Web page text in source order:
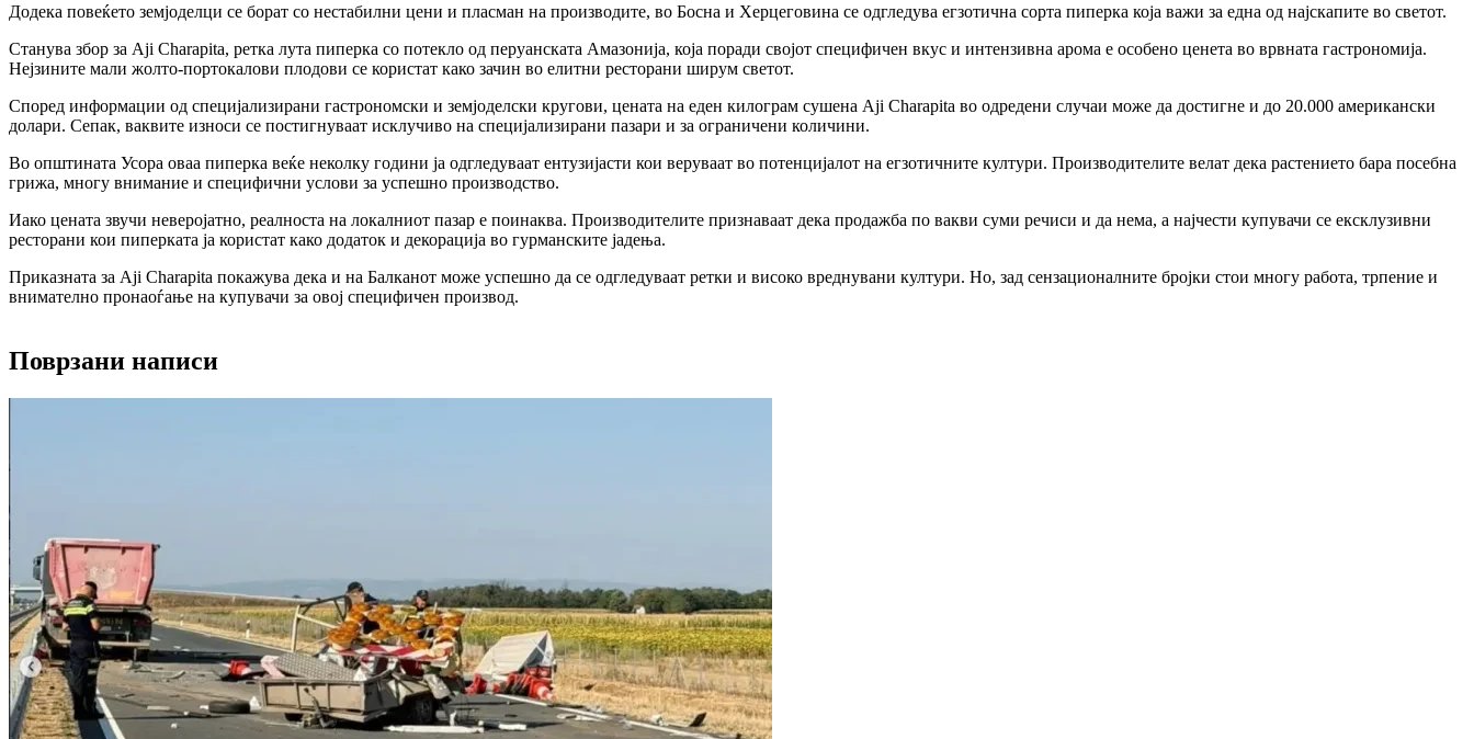
Додека повеќето земјоделци се борат со нестабилни цени и пласман на производите, во Босна и Херцеговина се одгледува егзотична сорта пиперка која важи за една од најскапите во светот.
Станува збор за Aji Charapita, ретка лута пиперка со потекло од перуанската Амазонија, која поради својот специфичен вкус и интензивна арома е особено ценета во врвната гастрономија.
Нејзините мали жолто-портокалови плодови се користат како зачин во елитни ресторани ширум светот.
Според информации од специјализирани гастрономски и земјоделски кругови, цената на еден килограм сушена Aji Charapita во одредени случаи може да достигне и до 20.000 американски
долари. Сепак, ваквите износи се постигнуваат исклучиво на специјализирани пазари и за ограничени количини.
Во општината Усора оваа пиперка веќе неколку години ја одгледуваат ентузијасти кои веруваат во потенцијалот на егзотичните култури. Производителите велат дека растението бара посебна
грижа, многу внимание и специфични услови за успешно производство.
Иако цената звучи неверојатно, реалноста на локалниот пазар е поинаква. Производителите признаваат дека продажба по вакви суми речиси и да нема, а најчести купувачи се ексклузивни
ресторани кои пиперката ја користат како додаток и декорација во гурманските јадења.
Приказната за Aji Charapita покажува дека и на Балканот може успешно да се одгледуваат ретки и високо вреднувани култури. Но, зад сензационалните бројки стои многу работа, трпение и
внимателно пронаоѓање на купувачи за овој специфичен производ.
Поврзани написи